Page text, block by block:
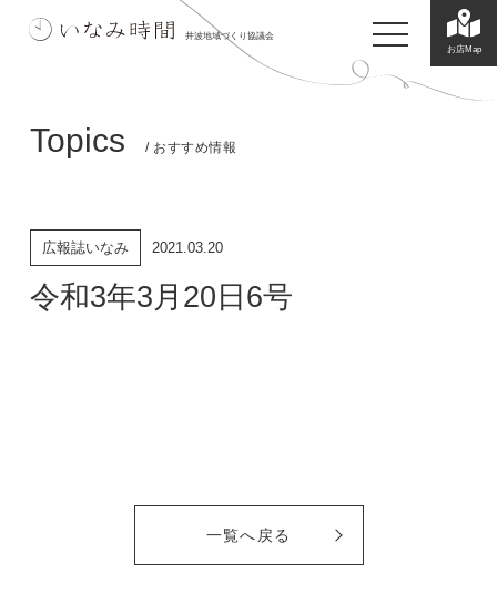
井波地域づくり協議会 toggle navigation
Topics / おすすめ情報
広報誌いなみ 2021.03.20
令和3年3月20日6号
一覧へ戻る
お店Map